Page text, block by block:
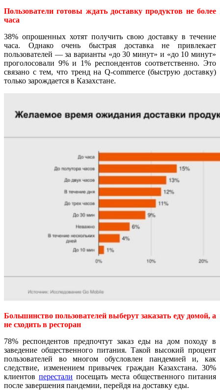
Пользователи готовы ждать доставку продуктов не более
часа
38% опрошенных хотят получить свою доставку в течение
часа. Однако очень быстрая доставка не привлекает
пользователей — за варианты «до 30 минут» и «до 10 минут»
проголосовали 9% и 1% респондентов соответственно. Это
связано с тем, что тренд на Q-commerce (быструю доставку)
только зарождается в Казахстане.
Большинство пользователей выберут заказать еду домой, а
не сходить в ресторан
78% респондентов предпочтут заказ еды на дом походу в
заведение общественного питания. Такой высокий процент
пользователей во многом обусловлен пандемией и, как
следствие, изменением привычек граждан Казахстана. 30%
клиентов перестали посещать места общественного питания
после завершения пандемии, перейдя на доставку еды.